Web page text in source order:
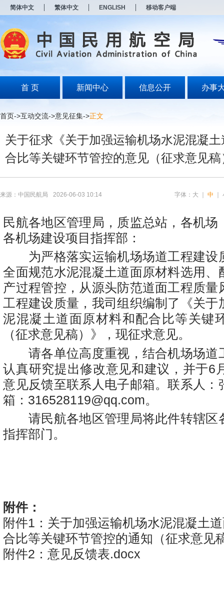
简体中文 繁体中文 ENGLISH 移动客户端
首 页 新闻中心 信息公开 办事
首页->互动交流->意见征集->正文
关于征求《关于加强运输机场水泥混凝
合比等关键环节管控的意见（征求意见
来源：中国民航局 2026-06-03 10:14 字体： 大 中
民航各地区管理局，质监总站，各机场
各机场建设项目指挥部：
为严格落实运输机场场道工程建设
全面规范水泥混凝土道面原材料选用、
产过程管控，从源头防范道面工程质量
工程建设质量，我司组织编制了《关于
泥混凝土道面原材料和配合比等关键
（征求意见稿）》，现征求意见。
请各单位高度重视，结合机场场道
认真研究提出修改意见和建议，并于6
意见反馈至联系人电子邮箱。联系人：
箱： 316528119@qq.com。
请民航各地区管理局将此件转辖区
指挥部门。
附件：
附件1：关于加强运输机场水泥混凝土
合比等关键环节管控的通知（征求意见
附件2：意见反馈表.docx
打
开
无
障
说
按
Alt
波
浪
键
盲